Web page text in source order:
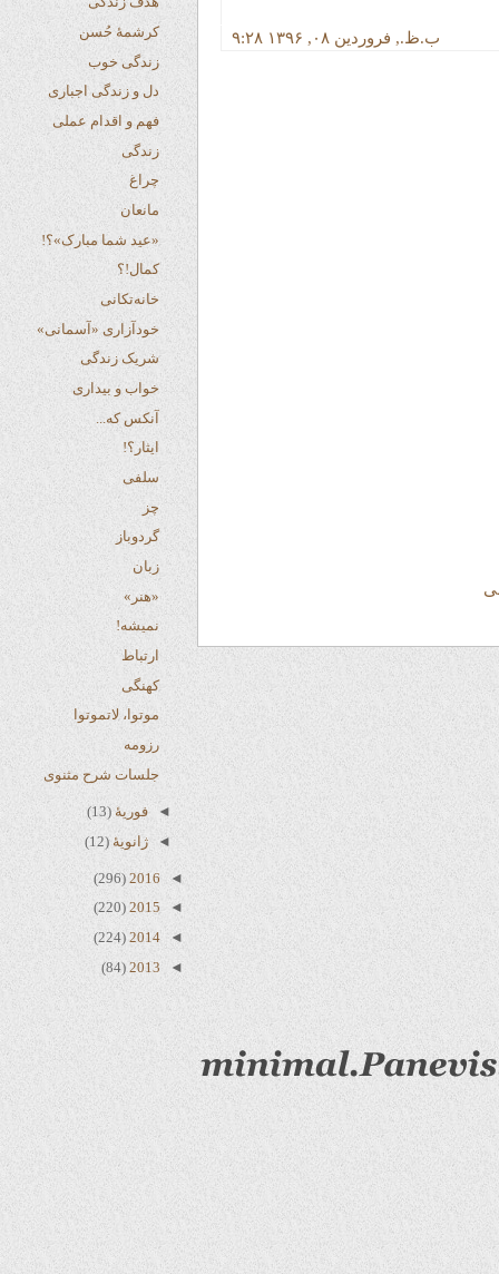
کرشمهٔ حُسن
زندگی خوب
دل و زندگی اجباری
فهم و اقدام عملی
زندگی
مانعان
«عید شما مبارک»؟!
کمال!؟
خانه‌تکانی
خودآزاری «آسمانی»
شریک زندگی
خواب و بیداری
آنکس که...
ایثار؟!
سلفی
گردوباز
زبان
«هنر»
نمیشه!
ارتباط
کهنگی
موتوا، لاتموتوا
رزومه
جلسات شرح مثنوی
◄ فوریهٔ(13)
ژانویهٔ (12)
◄
2016
(296)
2015
(220)
◄
2014
(224)
2013
(84)
۹:۲۸ ب.ظ., فروردین ۰۸, ۱۳۹۶